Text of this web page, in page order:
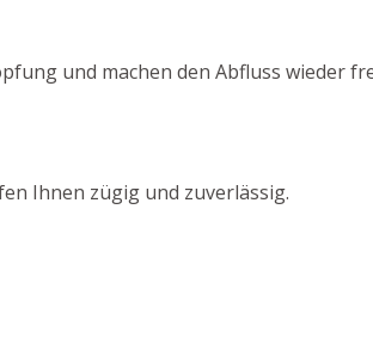
und machen den Abfluss wieder
Ihnen zügig und zuverlässig.